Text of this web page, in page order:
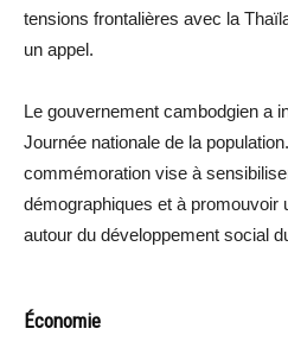
tensions frontalières avec la
un appel.
Le gouvernement cambodgien a
Journée nationale de la
commémoration vise à
démographiques et à promouvoir
autour du développement social
Économie